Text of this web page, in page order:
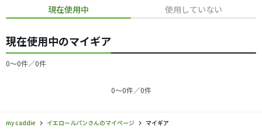
現在使用中 使用していない
現在使用中のマイギア
0〜0件／0件
0〜0件／0件
my caddie イエロールパンさんのマイページ マイギア